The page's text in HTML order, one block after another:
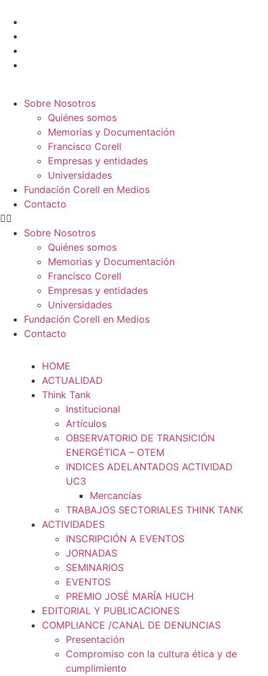
Sobre Nosotros
Quiénes somos
Memorias y Documentación
Francisco Corell
Empresas y entidades
Universidades
Fundación Corell en Medios
Contacto
Sobre Nosotros
Quiénes somos
Memorias y Documentación
Francisco Corell
Empresas y entidades
Universidades
Fundación Corell en Medios
Contacto
HOME
ACTUALIDAD
Think Tank
Institucional
Artículos
OBSERVATORIO DE TRANSICIÓN
ENERGÉTICA – OTEM
INDICES ADELANTADOS ACTIVIDAD
UC3
Mercancías
TRABAJOS SECTORIALES THINK TANK
ACTIVIDADES
INSCRIPCIÓN A EVENTOS
JORNADAS
SEMINARIOS
EVENTOS
PREMIO JOSÉ MARÍA HUCH
EDITORIAL Y PUBLICACIONES
COMPLIANCE /CANAL DE DENUNCIAS
Presentación
Compromiso con la cultura ética y de
cumplimiento